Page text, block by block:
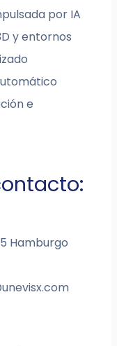
por IA
y entornos
e
Hamburgo